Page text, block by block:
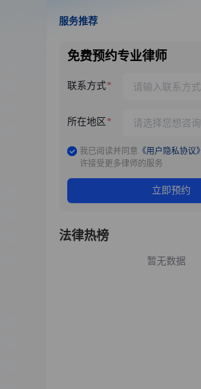
服务推荐
免费预约专业律师
联系方式
所在地区
我已阅读并同意 《用户隐私协议》
许接受更多律师的服务
立即预约
法律热榜
暂无数据